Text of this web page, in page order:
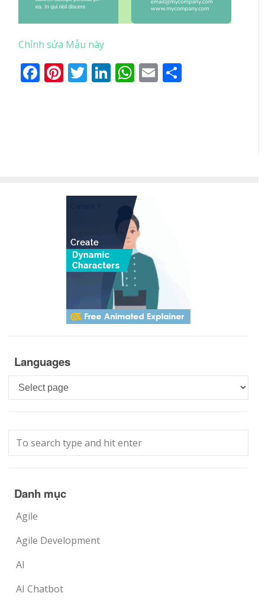
Chỉnh sửa Mẫu này
Facebook
Pinterest
Twitter
LinkedIn
WhatsApp
Email
Languages
Languages
Danh mục
Agile
Agile Development
AI
AI Chatbot